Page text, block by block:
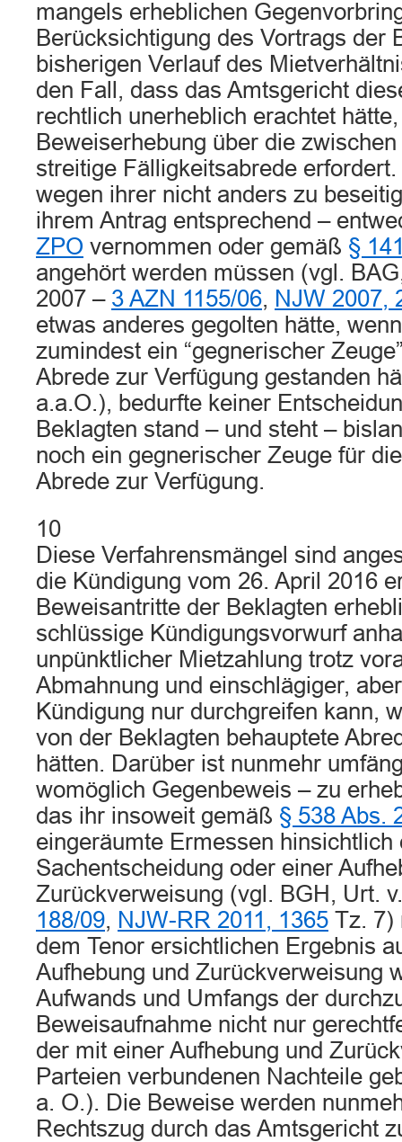
mangels erheblichen
Berücksichtigung des Vortrags der
bisherigen Verlauf des
den Fall, dass das Amtsgericht
rechtlich unerheblich erachtet
Beweiserhebung über die
streitige Fälligkeitsabrede
wegen ihrer nicht anders zu
ihrem Antrag entsprechend –
ZPO vernommen oder gemäß §
angehört werden müssen (vgl.
2007 – 3 AZN 1155/06, NJW 2007,
etwas anderes gegolten hätte,
zumindest ein “gegnerischer
Abrede zur Verfügung gestanden
a.a.O.), bedurfte keiner
Beklagten stand – und steht –
noch ein gegnerischer Zeuge für
Abrede zur Verfügung.
10
Diese Verfahrensmängel sind
die Kündigung vom 26. April 2016
Beweisantritte der Beklagten
schlüssige Kündigungsvorwurf
unpünktlicher Mietzahlung trotz
Abmahnung und einschlägiger,
Kündigung nur durchgreifen kann,
von der Beklagten behauptete
hätten. Darüber ist nunmehr
womöglich Gegenbeweis – zu
das ihr insoweit gemäß § 538 Abs.
eingeräumte Ermessen hinsichtlich
Sachentscheidung oder einer
Zurückverweisung (vgl. BGH, Urt.
188/09, NJW-RR 2011, 1365 Tz. 7)
dem Tenor ersichtlichen Ergebnis
Aufhebung und Zurückverweisung
Aufwands und Umfangs der
Beweisaufnahme nicht nur
der mit einer Aufhebung und
Parteien verbundenen Nachteile
a. O.). Die Beweise werden
Rechtszug durch das Amtsgericht